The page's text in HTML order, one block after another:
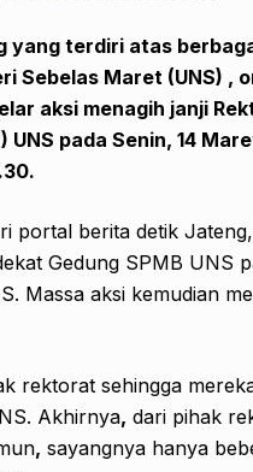
yang terdiri atas
Sebelas Maret (UNS) ,
aksi menagih janji
UNS pada Senin, 14
portal berita detik
Gedung SPMB UNS
Massa aksi kemudian
rektorat sehingga
Akhirnya, dari pihak
, sayangnya hanya